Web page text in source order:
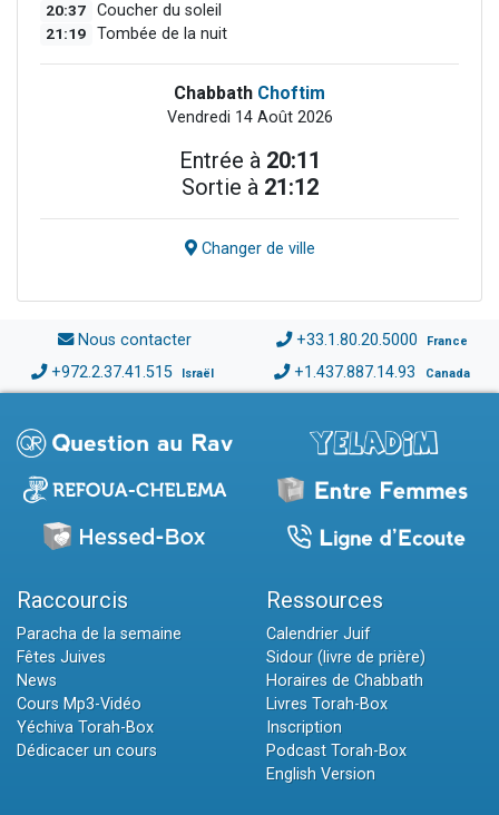
20:37 Coucher du soleil
21:19 Tombée de la nuit
Chabbath Choftim
Vendredi 14 Août 2026
Entrée à 20:11
Sortie à 21:12
Changer de ville
Nous contacter +33.1.80.20.5000 France
+972.2.37.41.515 Israël +1.437.887.14.93 Canada
Raccourcis
Paracha de la semaine
Fêtes Juives
News
Cours Mp3-Vidéo
Yéchiva Torah-Box
Dédicacer un cours
Ressources
Calendrier Juif
Sidour (livre de prière)
Horaires de Chabbath
Livres Torah-Box
Inscription
Podcast Torah-Box
English Version